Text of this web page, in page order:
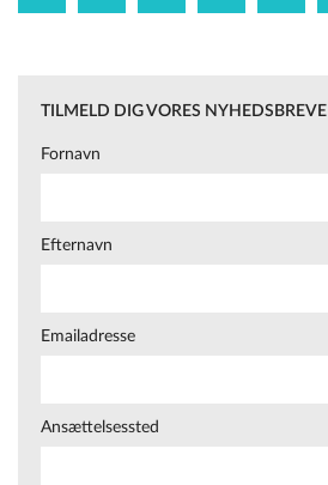
TILMELD DIG VORES NYHEDSBREVE
Fornavn
Efternavn
Emailadresse
Ansættelsessted